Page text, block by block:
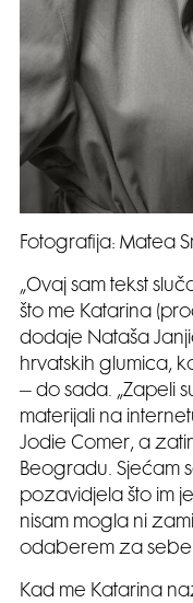
Fotografija: Matea
„Ovaj sam tekst
što me Katarina
dodaje Nataša
hrvatskih glumica,
– do sada. „Zapeli
materijali na
Jodie Comer, a
Beogradu. Sjećam
pozavidjela što im
nisam mogla ni
odaberem za
Kad me Katarina